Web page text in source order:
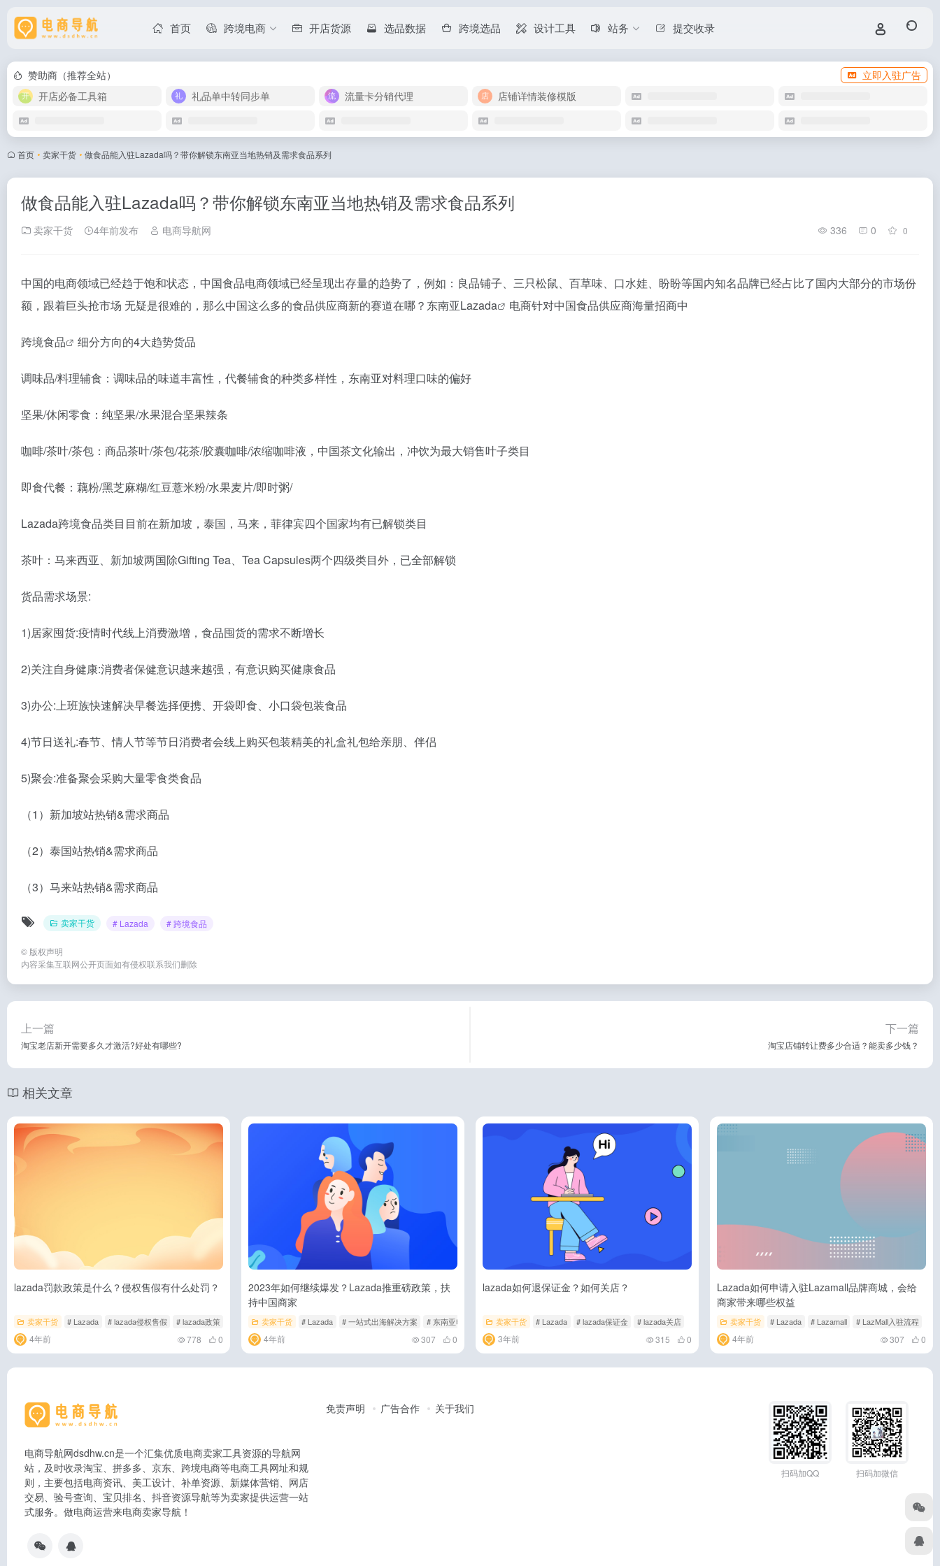
首页 跨境电商 开店货源 选品数据 跨境选品 设计工具 站务 提交收录
赞助商（推荐全站）
立即入驻广告
开店必备工具箱
礼品单中转同步单 流量卡分销代理 店铺详情装修模版
首页 • 卖家干货 • 做食品能入驻Lazada吗？带你解锁东南亚当地热销及需求食品系列
做食品能入驻Lazada吗？带你解锁东南亚当地热销及需求食品系列
卖家干货 4年前发布 电商导航网 336 0 0
中国的电商领域已经趋于饱和状态，中国食品电商领域已经呈现出存量的趋势了，例如：良品铺子、三只松鼠、百草味、口水娃、盼盼等国内知名品牌已经占比了国内大部分的市场份
额，跟着巨头抢市场 无疑是很难的，那么中国这么多的食品供应商新的赛道在哪？东南亚Lazada 电商针对中国食品供应商海量招商中
跨境食品 细分方向的4大趋势货品
调味品/料理辅食：调味品的味道丰富性，代餐辅食的种类多样性，东南亚对料理口味的偏好
坚果/休闲零食：纯坚果/水果混合坚果辣条
咖啡/茶叶/茶包：商品茶叶/茶包/花茶/胶囊咖啡/浓缩咖啡液，中国茶文化输出，冲饮为最大销售叶子类目
即食代餐：藕粉/黑芝麻糊/红豆薏米粉/水果麦片/即时粥/
Lazada跨境食品类目目前在新加坡，泰国，马来，菲律宾四个国家均有已解锁类目
茶叶：马来西亚、新加坡两国除Gifting Tea、Tea Capsules两个四级类目外，已全部解锁
货品需求场景:
1)居家囤货:疫情时代线上消费激增，食品囤货的需求不断增长
2)关注自身健康:消费者保健意识越来越强，有意识购买健康食品
3)办公:上班族快速解决早餐选择便携、开袋即食、小口袋包装食品
4)节日送礼:春节、情人节等节日消费者会线上购买包装精美的礼盒礼包给亲朋、伴侣
5)聚会:准备聚会采购大量零食类食品
（1）新加坡站热销&需求商品
（2）泰国站热销&需求商品
（3）马来站热销&需求商品
卖家干货 # Lazada # 跨境食品
© 版权声明
内容采集互联网公开页面如有侵权联系我们删除
上一篇
淘宝老店新开需要多久才激活?好处有哪些?
下一篇
淘宝店铺转让费多少合适？能卖多少钱？
相关文章
lazada罚款政策是什么？侵权售假有什么处罚？
卖家干货 # Lazada # lazada侵权售假 # lazada政策
4年前 778 0
2023年如何继续爆发？Lazada推重磅政策，扶
持中国商家
卖家干货 # Lazada # 一站式出海解决方案 # 东南亚电商市场
4年前 307 0
lazada如何退保证金？如何关店？
卖家干货 # Lazada # lazada保证金 # lazada关店
3年前 315 0
Lazada如何申请入驻Lazamall品牌商城，会给
商家带来哪些权益
卖家干货 # Lazada # Lazamall # LazMall入驻流程
4年前 307 0
电商导航网dsdhw.cn是一个汇集优质电商卖家工具资源的导航网
站，及时收录淘宝、拼多多、京东、跨境电商等电商工具网址和规
则，主要包括电商资讯、美工设计、补单资源、新媒体营销、网店
交易、验号查询、宝贝排名、抖音资源导航等为卖家提供运营一站
式服务。做电商运营来电商卖家导航！
免责声明 广告合作 关于我们
扫码加QQ 扫码加微信